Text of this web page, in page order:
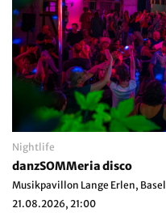
Nightlife
danzSOMMeria disco
Musikpavillon Lange Erlen, Basel
21.08.2026, 21:00